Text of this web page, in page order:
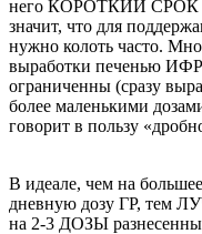
него КОРОТКИЙ СРОК
значит, что для
нужно колоть часто.
выработки печенью
ограниченны (сразу
более маленькими
говорит в пользу
В идеале, чем на
дневную дозу ГР, тем
на 2-3 ДОЗЫ